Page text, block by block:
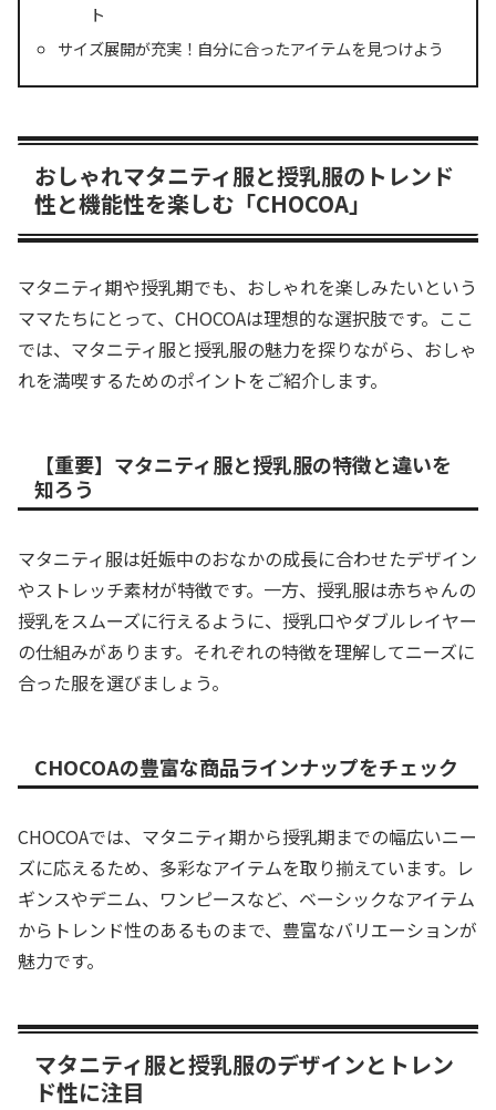
ト
サイズ展開が充実！自分に合ったアイテムを見つけよう
おしゃれマタニティ服と授乳服のトレンド
性と機能性を楽しむ「CHOCOA」
マタニティ期や授乳期でも、おしゃれを楽しみたいという
ママたちにとって、CHOCOAは理想的な選択肢です。ここ
では、マタニティ服と授乳服の魅力を探りながら、おしゃ
れを満喫するためのポイントをご紹介します。
【重要】マタニティ服と授乳服の特徴と違いを
知ろう
マタニティ服は妊娠中のおなかの成長に合わせたデザイン
やストレッチ素材が特徴です。一方、授乳服は赤ちゃんの
授乳をスムーズに行えるように、授乳口やダブルレイヤー
の仕組みがあります。それぞれの特徴を理解してニーズに
合った服を選びましょう。
CHOCOAの豊富な商品ラインナップをチェック
CHOCOAでは、マタニティ期から授乳期までの幅広いニー
ズに応えるため、多彩なアイテムを取り揃えています。レ
ギンスやデニム、ワンピースなど、ベーシックなアイテム
からトレンド性のあるものまで、豊富なバリエーションが
魅力です。
マタニティ服と授乳服のデザインとトレン
ド性に注目